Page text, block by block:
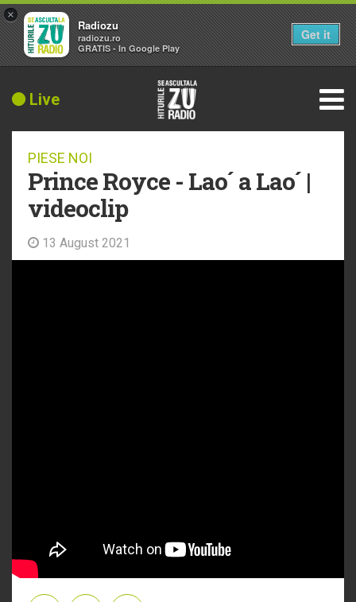
Live
PIESE NOI
Prince Royce - Lao´ a Lao´ |
videoclip
13 August 2021
×
Radiozu
radiozu.ro
GRATIS - In Google Play
Get it